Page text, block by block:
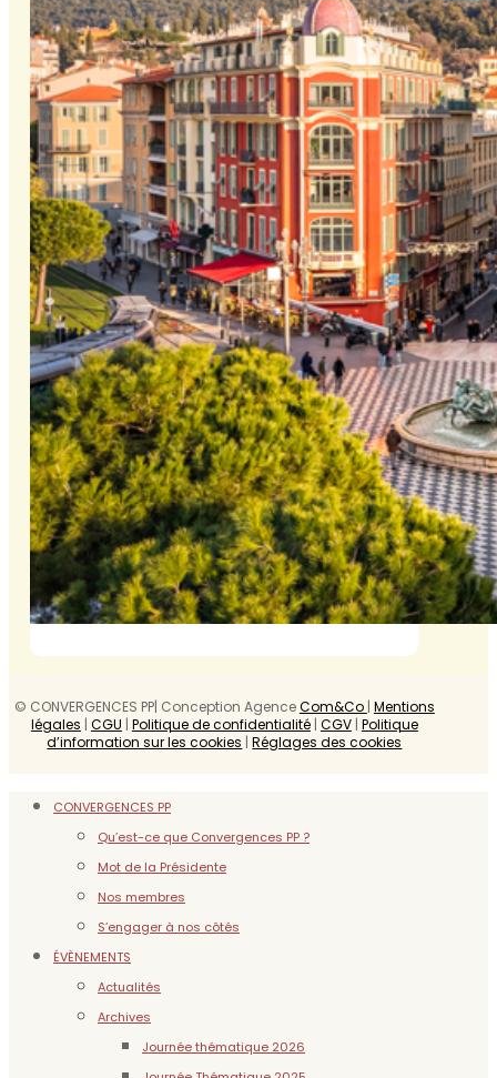
© CONVERGENCES PP| Conception AgenceCom&Co | Mentions
légales | CGU | Politique de confidentialité| CGV| Politique
d’information sur les cookies |Réglages des cookies
CONVERGENCES PP
Qu’est-ce que Convergences PP ?
Mot de la Présidente
Nos membres
S’engager à nos côtés
ÉVÈNEMENTS
Actualités
Archives
Journée thématique 2026